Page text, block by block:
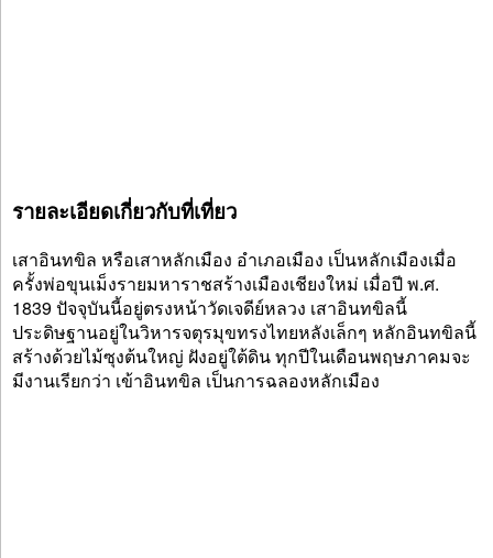
รายละเอียดเกี่ยวกับที่เที่ยว
เสาอินทขิล หรือเสาหลักเมือง อำเภอเมือง เป็นหลักเมืองเมื่อ
ครั้งพ่อขุนเม็งรายมหาราชสร้างเมืองเชียงใหม่ เมื่อปี พ.ศ.
1839 ปัจจุบันนี้อยู่ตรงหน้าวัดเจดีย์หลวง เสาอินทขิลนี้
ประดิษฐานอยู่ในวิหารจตุรมุขทรงไทยหลังเล็กๆ หลักอินทขิลนี้
สร้างด้วยไม้ซุงต้นใหญ่ ฝังอยู่ใต้ดิน ทุกปีในเดือนพฤษภาคมจะ
มีงานเรียกว่า เข้าอินทขิล เป็นการฉลองหลักเมือง